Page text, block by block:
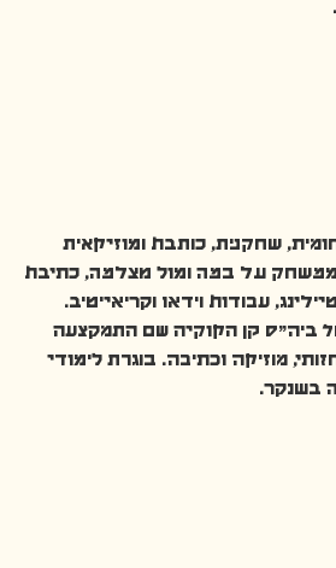
שחקנית, כותבת ומוזיקאית
ממשחק על במה ומול מצלמה, כתיבת
עבודות וידאו וקריאייטיב.
ביה״ס קן הקוקיה שם התמקצעה
מוזיקה וכתיבה. בוגרת לימודי
בשנקר.